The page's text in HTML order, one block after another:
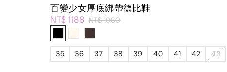
百變少女厚底綁帶德比鞋
NT$ 1188 NT$ 1980
35 36 37 38 39 40 41 42 43